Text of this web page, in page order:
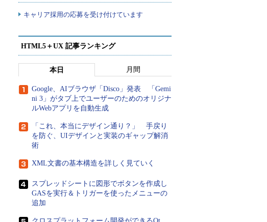
キャリア採用の応募を受け付けています
HTML5＋UX 記事ランキング
本日 月間
Google、AIブラウザ「Disco」発表 「Gemi
ni 3」がタブ上でユーザーのためのオリジナ
ルWebアプリを自動生成
「これ、本当にデザイン通り？」 手戻り
を防ぐ、UIデザインと実装のギャップ解消
術
XML文書の基本構造を詳しく見ていく
スプレッドシートに図形でボタンを作成し
GASを実行＆トリガーを使ったメニューの
追加